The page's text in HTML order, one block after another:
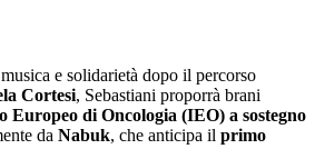
e solidarietà dopo il percorso
Cortesi, Sebastiani proporrà brani
Europeo di Oncologia (IEO) a sostegno
da Nabuk, che anticipa il primo